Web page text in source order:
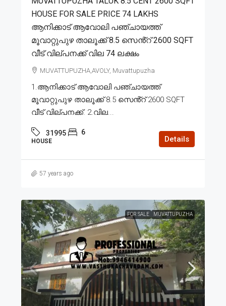
HOUSE FOR SALE PRICE 74 LAKHS
ആനിക്കാട് ആവോലി പഞ്ചായത്ത്
മൂവാറ്റുപുഴ താലൂക്ക് 8.5 സെൻ്റ് 2600 SQFT
വീട് വില്പനക്ക് വില 74 ലക്ഷം
MUVATTUPUZHA,AVOLY, Muvattupuzha
1.ആനിക്കാട് ആവോലി പഞ്ചായത്ത്
മൂവാറ്റുപുഴ താലൂക്ക് 8.5 സെൻ്റ് 2600 SQFT
വീട് വില്പനക്ക്. 2.വില...
31995 6
HOUSE Details
57 years ago
FOR SALE MUVATTUPUZHA